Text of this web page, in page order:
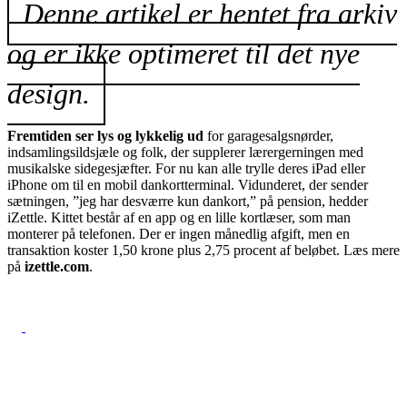
Denne artikel er hentet fra arkiv
og er ikke optimeret til det nye
design.
Fremtiden ser lys og lykkelig ud for garagesalgsnørder,
indsamlingsildsjæle og folk, der supplerer lærergerningen med
musikalske sidegesjæfter. For nu kan alle trylle deres iPad eller
iPhone om til en mobil dankortterminal. Vidunderet, der sender
sætningen, ”jeg har desværre kun dankort,” på pension, hedder
iZettle. Kittet består af en app og en lille kortlæser, som man
monterer på telefonen. Der er ingen månedlig afgift, men en
transaktion koster 1,50 krone plus 2,75 procent af beløbet. Læs mere
på izettle.com.